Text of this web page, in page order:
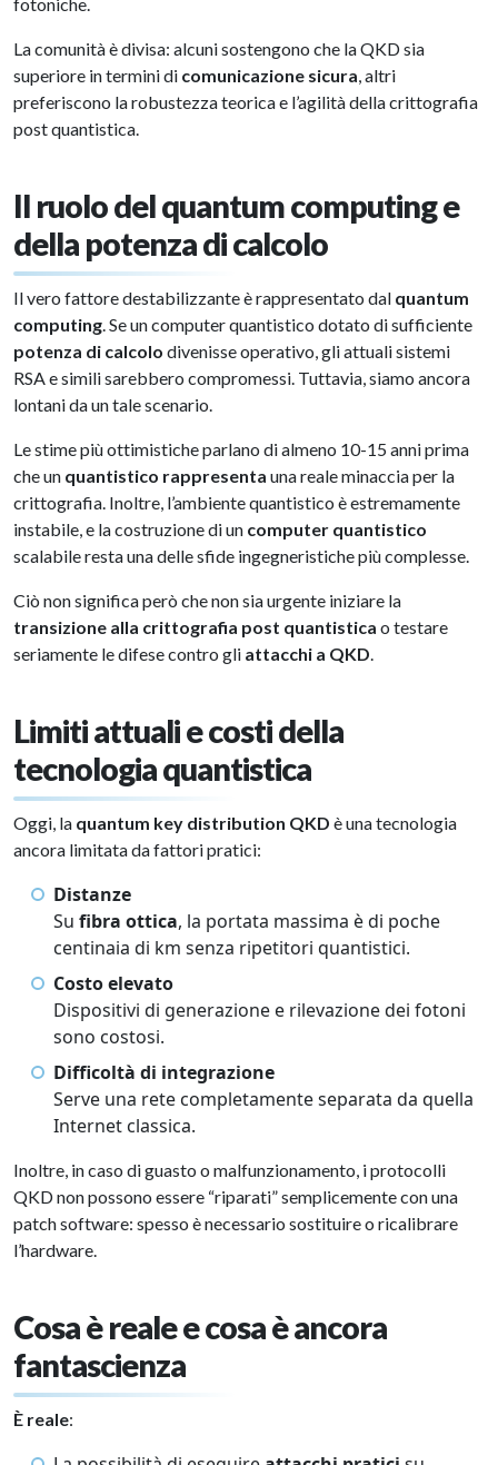
La comunità è divisa: alcuni sostengono che la QKD sia
superiore in termini di comunicazione sicura, altri
preferiscono la robustezza teorica e l’agilità della crittografia
post quantistica.
Il ruolo del quantum computing e
della potenza di calcolo
Il vero fattore destabilizzante è rappresentato dal quantum
computing. Se un computer quantistico dotato di sufficiente
potenza di calcolo divenisse operativo, gli attuali sistemi
RSA e simili sarebbero compromessi. Tuttavia, siamo ancora
lontani da un tale scenario.
Le stime più ottimistiche parlano di almeno 10-15 anni prima
che un quantistico rappresenta una reale minaccia per la
crittografia. Inoltre, l’ambiente quantistico è estremamente
instabile, e la costruzione di un computer quantistico
scalabile resta una delle sfide ingegneristiche più complesse.
Ciò non significa però che non sia urgente iniziare la
transizione alla crittografia post quantistica o testare
seriamente le difese contro gli attacchi a QKD.
Limiti attuali e costi della
tecnologia quantistica
Oggi, la quantum key distribution QKD è una tecnologia
ancora limitata da fattori pratici:
Distanze
Su fibra ottica, la portata massima è di poche
centinaia di km senza ripetitori quantistici.
Costo elevato
Dispositivi di generazione e rilevazione dei fotoni
sono costosi.
Difficoltà di integrazione
Serve una rete completamente separata da quella
Internet classica.
Inoltre, in caso di guasto o malfunzionamento, i protocolli
QKD non possono essere “riparati” semplicemente con una
patch software: spesso è necessario sostituire o ricalibrare
l’hardware.
Cosa è reale e cosa è ancora
fantascienza
È reale: